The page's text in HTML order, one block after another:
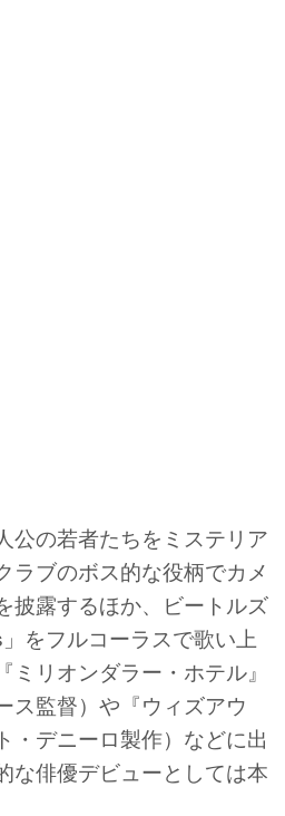
公の若者たちをミステリア
ラブのボス的な役柄でカメ
披露するほか、ビートルズ
をフルコーラスで歌い上
リオンダラー・ホテル』
ス監督）や『ウィズアウ
・デニーロ製作）などに出
な俳優デビューとしては本